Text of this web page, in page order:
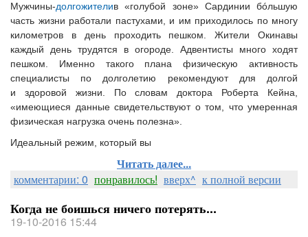
Мужчины-долгожителив «голубой зоне» Сардинии бóльшую
часть жизни работали пастухами, и им приходилось по многу
километров в день проходить пешком. Жители Окинавы
каждый день трудятся в огороде. Адвентисты много ходят
пешком. Именно такого плана физическую активность
специалисты по долголетию рекомендуют для долгой
и здоровой жизни. По словам доктора Роберта Кейна,
«имеющиеся данные свидетельствуют о том, что умеренная
физическая нагрузка очень полезна».
Идеальный режим, который вы
Читать далее...
комментарии: 0 понравилось! вверх^ к полной версии
Когда не боишься ничего потерять...
19-10-2016 15:44